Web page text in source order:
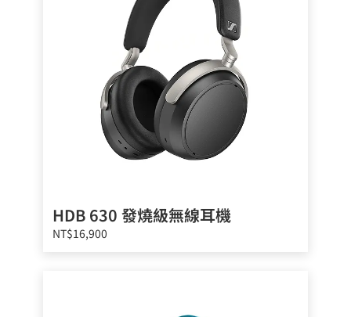
HDB 630 發燒級無線耳機
NT$16,900